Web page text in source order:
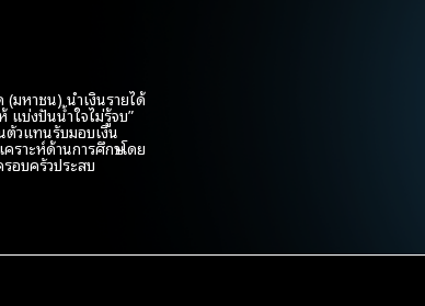
หาชน) นำเงินรายได้
แบ่งปันน้ำใจไม่รู้จบ”
ตัวแทนรับมอบเงิน
าะห์ด้านการศึกษาโดย
อบครัวประสบ